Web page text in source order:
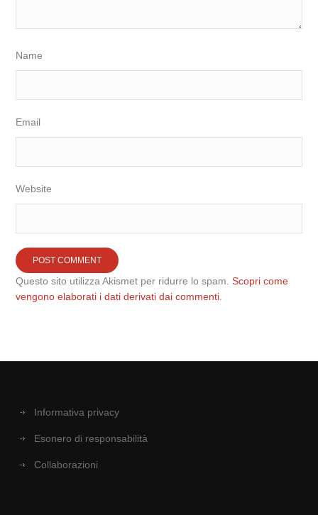
Name
Email
Website
Questo sito utilizza Akismet per ridurre lo spam.Scopri come
vengono elaborati i dati derivati dai commenti
Informativa privacy
Esonero di responsabilità
Collaborazioni